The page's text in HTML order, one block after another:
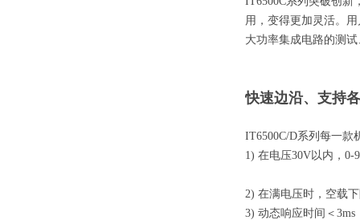
用，变得更加灵活。
大功率集成电路的测
快速边沿、支持
IT6500C/D系列每一款
1) 在电压30V以内，0-
2) 在满电压时，空载
3) 动态响应时间＜3ms